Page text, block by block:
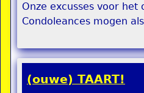
Onze excusses voor het
Condoleances mogen
(ouwe) TAART!